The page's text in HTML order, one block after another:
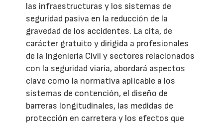
las infraestructuras y los sistemas de
seguridad pasiva en la reducción de la
gravedad de los accidentes. La cita, de
carácter gratuito y dirigida a profesionales
de la Ingeniería Civil y sectores relacionados
con la seguridad viaria, abordará aspectos
clave como la normativa aplicable a los
sistemas de contención, el diseño de
barreras longitudinales, las medidas de
protección en carretera y los efectos que